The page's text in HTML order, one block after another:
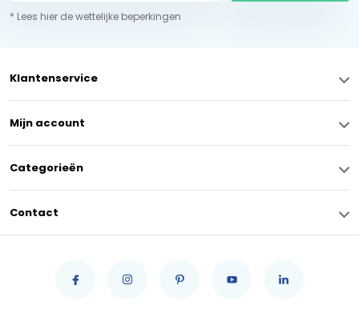
* Lees hier de wettelijke beperkingen
Klantenservice
Mijn account
Categorieën
Contact